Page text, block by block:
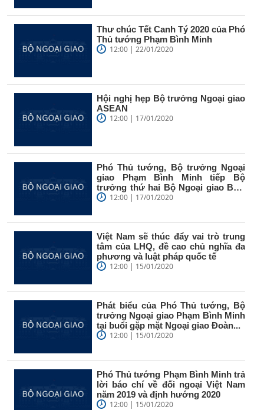
Thư chúc Tết Canh Tý 2020 của Phó
Thủ tướng Phạm Bình Minh
12:00 | 22/01/2020
Hội nghị hẹp Bộ trưởng Ngoại giao
ASEAN
12:00 | 17/01/2020
Phó Thủ tướng, Bộ trưởng Ngoại
giao Phạm Bình Minh tiếp Bộ
trưởng thứ hai Bộ Ngoại giao Bru-
nây...12:00 | 17/01/2020
Việt Nam sẽ thúc đẩy vai trò trung
tâm của LHQ, đề cao chủ nghĩa đa
phương và luật pháp quốc tế
12:00 | 15/01/2020
Phát biểu của Phó Thủ tướng, Bộ
trưởng Ngoại giao Phạm Bình Minh
tại buổi gặp mặt Ngoại giao Đoàn...
12:00 | 15/01/2020
Phó Thủ tướng Phạm Bình Minh trả
lời báo chí về đối ngoại Việt Nam
năm 2019 và định hướng 2020
12:00 | 15/01/2020